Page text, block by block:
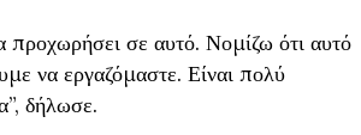
προχωρήσει σε αυτό. Νομίζω ότι αυτό
να εργαζόμαστε. Είναι πολύ
δήλωσε.